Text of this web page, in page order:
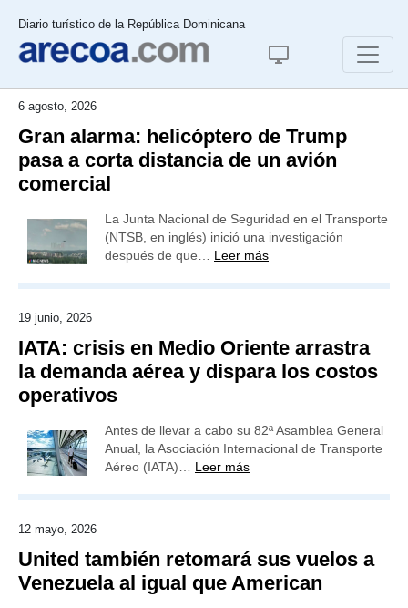
Diario turístico de la República Dominicana
6 agosto, 2026
Gran alarma: helicóptero de Trump
pasa a corta distancia de un avión
comercial
La Junta Nacional de Seguridad en el Transporte
(NTSB, en inglés) inició una investigación
después de que… Leer más
19 junio, 2026
IATA: crisis en Medio Oriente arrastra
la demanda aérea y dispara los costos
operativos
Antes de llevar a cabo su 82ª Asamblea General
Anual, la Asociación Internacional de Transporte
Aéreo (IATA)… Leer más
12 mayo, 2026
United también retomará sus vuelos a
Venezuela al igual que American